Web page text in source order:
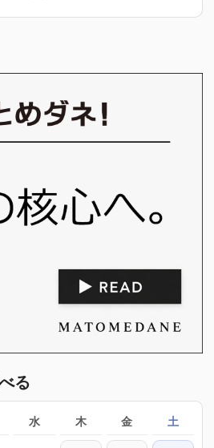
る
水 木 金 土